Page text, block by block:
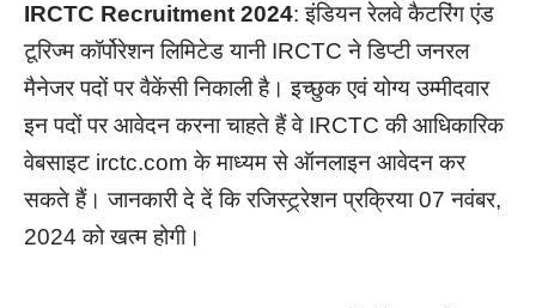
IRCTC Recruitment 2024: इंडियन रेलवे कैटरिंग एंड
टूरिज्म कॉर्पोरेशन लिमिटेड यानी IRCTC ने डिप्टी जनरल
मैनेजर पदों पर वैकेंसी निकाली है।इच्छुक एवं योग्य उम्मीदवार
इन पदों पर आवेदन करना चाहते हैं वे IRCTC की आधिकारिक
वेबसाइट irctc.com के माध्यम से ऑनलाइन आवेदन कर
सकते हैं। जानकारी दे दें कि रजिस्ट्र्रेशन प्रक्रिया 07 नवंबर,
2024 को खत्म होगी।